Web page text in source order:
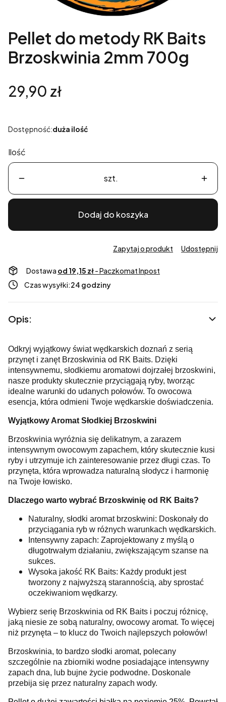
Pellet do metody RK Baits
Brzoskwinia 2mm 700g
Cena
29,90 zł
Dostępność:duża ilość
Ilość
szt.
Dodaj do koszyka
Zapytaj o produkt Udostępnij
Dostawa od 19,15 zł- Paczkomat Inpost
Czas wysyłki:24 godziny
Opis:
Odkryj wyjątkowy świat wędkarskich doznań z serią
przynęt i zanęt Brzoskwinia od RK Baits. Dzięki
intensywnemu, słodkiemu aromatowi dojrzałej brzoskwini,
nasze produkty skutecznie przyciągają ryby, tworząc
idealne warunki do udanych połowów. To owocowa
esencja, która odmieni Twoje wędkarskie doświadczenia.
Wyjątkowy Aromat Słodkiej Brzoskwini
Brzoskwinia wyróżnia się delikatnym, a zarazem
intensywnym owocowym zapachem, który skutecznie kusi
ryby i utrzymuje ich zainteresowanie przez długi czas. To
przynęta, która wprowadza naturalną słodycz i harmonię
na Twoje łowisko.
Dlaczego warto wybrać Brzoskwinię od RK Baits?
Naturalny, słodki aromat brzoskwini: Doskonały do
przyciągania ryb w różnych warunkach wędkarskich.
Intensywny zapach: Zaprojektowany z myślą o
długotrwałym działaniu, zwiększającym szanse na
sukces.
Wysoka jakość RK Baits: Każdy produkt jest
tworzony z najwyższą starannością, aby sprostać
oczekiwaniom wędkarzy.
Wybierz serię Brzoskwinia od RK Baits i poczuj różnicę,
jaką niesie ze sobą naturalny, owocowy aromat. To więcej
niż przynęta – to klucz do Twoich najlepszych połowów!
Brzoskwinia, to bardzo słodki aromat, polecany
szczególnie na zbiorniki wodne posiadające intensywny
zapach dna, lub bujne życie podwodne. Doskonale
przebija się przez naturalny zapach wody.